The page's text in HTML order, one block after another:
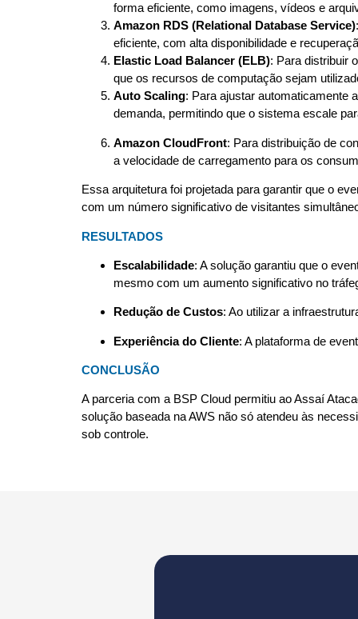
forma eficiente, como imagens, vídeos e
Amazon RDS (Relational Database Service)
eficiente, com alta disponibilidade e
Elastic Load Balancer (ELB): Para distribuir
que os recursos de computação sejam
Auto Scaling: Para ajustar automaticamente
demanda, permitindo que o sistema escale
Amazon CloudFront: Para distribuição de
a velocidade de carregamento para os
Essa arquitetura foi projetada para garantir que o
com um número significativo de visitantes
RESULTADOS
Escalabilidade: A solução garantiu que o
mesmo com um aumento significativo no
Redução de Custos: Ao utilizar a
Experiência do Cliente: A plataforma de
CONCLUSÃO
A parceria com a BSP Cloud permitiu ao Assaí
solução baseada na AWS não só atendeu às
sob controle.